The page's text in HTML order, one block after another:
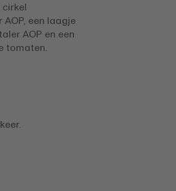
een laagje
AOP en een
tomaten.